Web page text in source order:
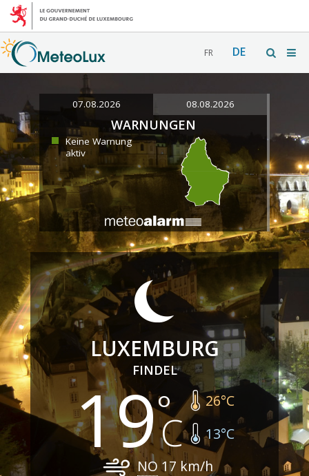
FR DE
07.08.2026 08.08.2026
WARNUNGEN
Keine Warnung
aktiv
LUXEMBURG
FINDEL
19 26°C
13°C
NO 17 km/h